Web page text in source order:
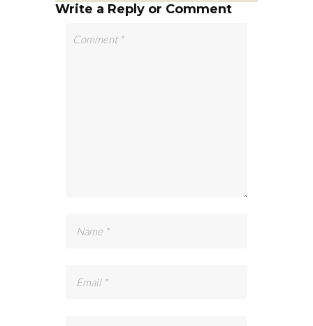
Write a Reply or Comment